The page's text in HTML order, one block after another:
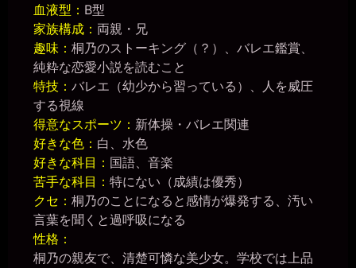
血液型： B型
家族構成： 両親・兄
趣味： 桐乃のストーキング（？）、バレエ鑑賞、
純粋な恋愛小説を読むこと
特技： バレエ（幼少から習っている）、人を威圧
する視線
得意なスポーツ： 新体操・バレエ関連
好きな色： 白、水色
好きな科目： 国語、音楽
苦手な科目： 特にない（成績は優秀）
クセ： 桐乃のことになると感情が爆発する、汚い
言葉を聞くと過呼吸になる
性格：
桐乃の親友で、清楚可憐な美少女。学校では上品